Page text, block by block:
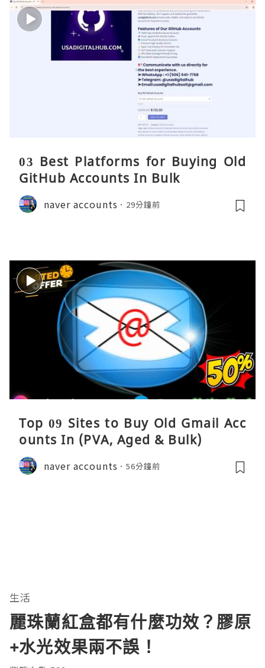
03 Best Platforms for Buying Old
GitHub Accounts In Bulk
naver accounts 29分鐘前
Top 09 Sites to Buy Old Gmail Acc
ounts In (PVA, Aged & Bulk)
naver accounts 56分鐘前
生活
麗珠蘭紅盒都有什麼功效？膠原
+水光效果兩不誤！